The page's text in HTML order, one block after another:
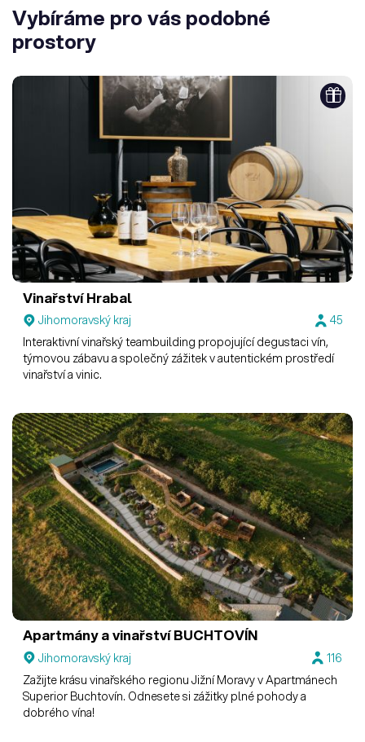
Vybíráme pro vás podobné
prostory
Vinařství Hrabal
Jihomoravský kraj
45
Interaktivní vinařský teambuilding propojující degustaci vín,
týmovou zábavu a společný zážitek v autentickém prostředí
vinařství a vinic.
Apartmány a vinařství BUCHTOVÍN
Jihomoravský kraj
116
Zažijte krásu vinařského regionu Jižní Moravy v Apartmánech
Superior Buchtovín. Odnesete si zážitky plné pohody a
dobrého vína!